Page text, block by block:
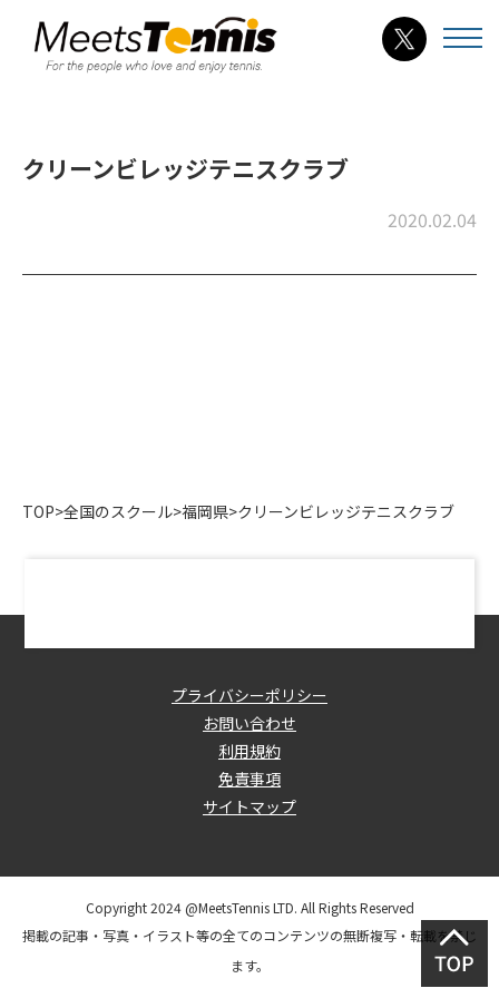
クリーンビレッジテニスクラブ
2020.02.04
TOP>全国のスクール>福岡県>クリーンビレッジテニスクラブ
プライバシーポリシー
お問い合わせ
利用規約
免責事項
サイトマップ
Copyright 2024 @MeetsTennis LTD. All Rights Reserved
掲載の記事・写真・イラスト等の全てのコンテンツの無断複写・転載を禁じ
ます。